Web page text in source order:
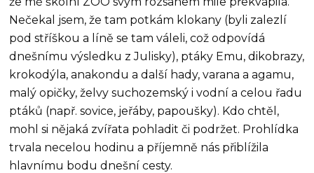
Nečekal jsem, že tam potkám klokany (byli zalezlí
pod stříškou a líně se tam váleli, což odpovídá
dnešnímu výsledku z Julisky), ptáky Emu, dikobrazy,
krokodýla, anakondu a další hady, varana a agamu,
malý opičky, želvy suchozemský i vodní a celou řadu
ptáků (např. sovice, jeřáby, papoušky). Kdo chtěl,
mohl si nějaká zvířata pohladit či podržet. Prohlídka
trvala necelou hodinu a příjemně nás přiblížila
hlavnímu bodu dnešní cesty.